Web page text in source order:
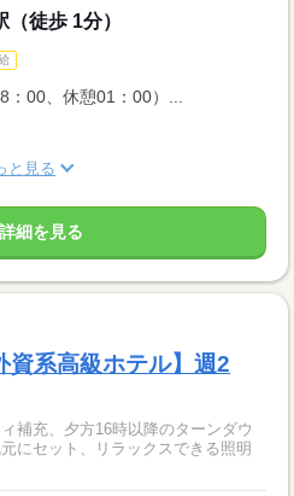
徒歩 1分）
00、休憩01：00）...
と見る
細を見る
資系高級ホテル】週2
補充、夕方16時以降のターンダウ
にセット、リラックスできる照明